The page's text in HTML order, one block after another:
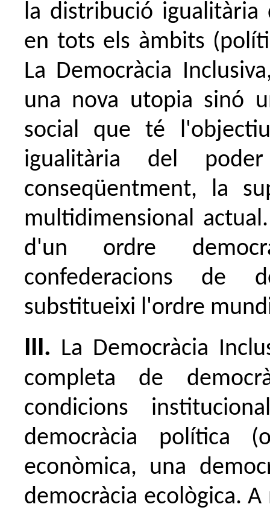
la distribució
en tots els àmbits
La Democràcia
una nova utopia sinó
social que té
igualitària del
conseqüentment, la
multidimensional
d'un ordre
confederacions de
substitueixi l'ordre
III. La Democràcia
completa de
condicions
democràcia política
econòmica, una
democràcia ecològica.